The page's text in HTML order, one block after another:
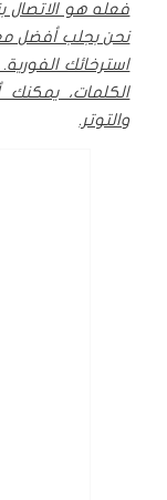
فعله هو الاتصال
نحن بجلب أفضل
استرخائك
الكلمات،
والتوتر.